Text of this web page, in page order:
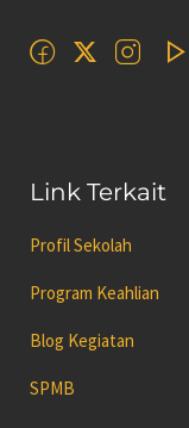
Link Terkait
Profil Sekolah
Program Keahlian
Blog Kegiatan
SPMB